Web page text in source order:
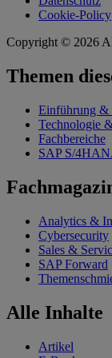
Cookie-Policy
Copyright © 2026
Themen
Einführung &
Technologie
Fachbereiche
SAP S/
Analytics &
Cybersecurity
Sales &
SAP Forward
Alle Inhalte
Artikel